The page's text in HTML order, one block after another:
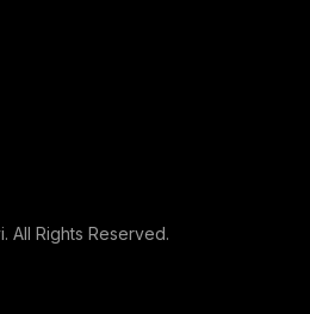
All Rights Reserved.